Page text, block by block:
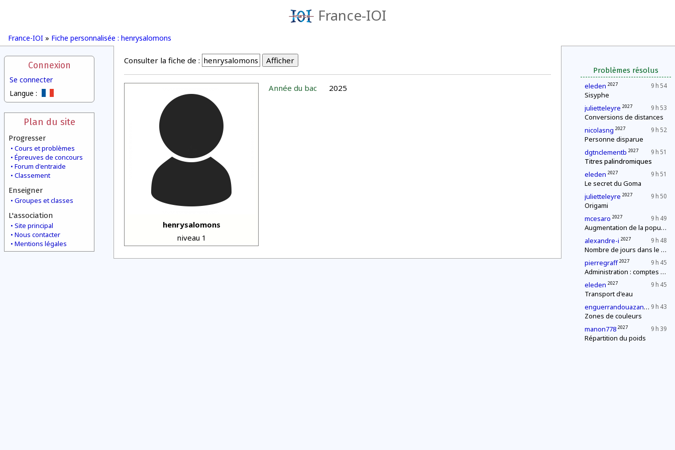
France-IOI
France-IOI » Fiche personnalisée : henrysalomons
Connexion
Se connecter
Langue :
Plan du site
Progresser
Cours et problèmes
Épreuves de concours
Forum d'entraide
Classement
Enseigner
Groupes et classes
L'association
Site principal
Nous contacter
Mentions légales
Problèmes résolus
9 h 54
eleden 2027
Sisyphe
9 h 53
julietteleyre 2027
Conversions de distances
9 h 52
nicolasng 2027
Personne disparue
9 h 51
dgtnclementb 2027
Titres palindromiques
9 h 51
eleden 2027
Le secret du Goma
9 h 50
julietteleyre 2027
Origami
9 h 49
mcesaro 2027
Augmentation de la population
9 h 48
alexandre-i 2027
Nombre de jours dans le mois
9 h 45
pierregraff 2027
Administration : comptes annuels
9 h 45
eleden 2027
Transport d'eau
9 h 43
enguerrandouazana 2027
Zones de couleurs
9 h 39
manon778 2027
Répartition du poids
Consulter la fiche de :
henrysalomons
niveau 1
Année du bac 2025